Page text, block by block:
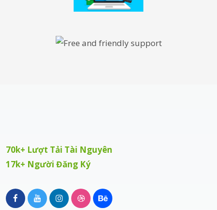
70k+ Lượt Tải Tài Nguyên
17k+ Người Đăng Ký